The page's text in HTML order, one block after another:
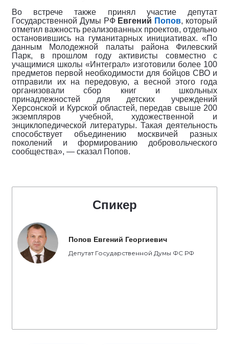
Во встрече также принял участие депутат
Государственной Думы РФ Евгений Попов, который
отметил важность реализованных проектов, отдельно
остановившись на гуманитарных инициативах. «По
данным Молодежной палаты района Филевский
Парк, в прошлом году активисты совместно с
учащимися школы «Интеграл» изготовили более 100
предметов первой необходимости для бойцов СВО и
отправили их на передовую, а весной этого года
организовали сбор книг и школьных
принадлежностей для детских учреждений
Херсонской и Курской областей, передав свыше 200
экземпляров учебной, художественной и
энциклопедической литературы. Такая деятельность
способствует объединению москвичей разных
поколений и формированию добровольческого
сообщества», — сказал Попов.
Спикер
Попов Евгений Георгиевич
Депутат Государственной Думы ФС РФ